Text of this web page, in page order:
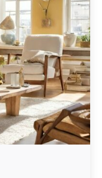
(AT)